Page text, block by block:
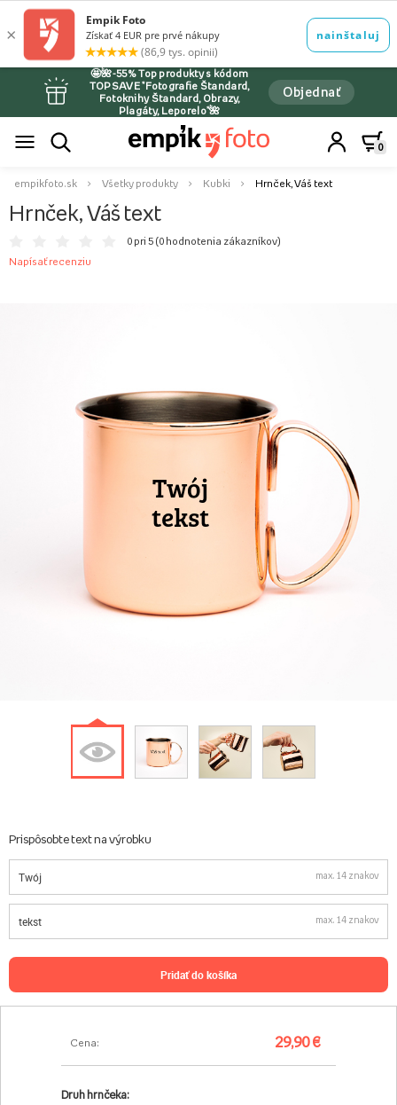
🤩🌺-55% Top produkty s kódom
TOPSAVE *Fotografie Štandard,
Fotoknihy Štandard, Obrazy,
Plagáty, Leporelo*🌺
Objednať
0
empikfoto.sk Všetky produkty Kubki Hrnček, Váš text
Hrnček, Váš text
0 pri 5 (0 hodnotenia zákazníkov)
Napísať recenziu
Twój
tekst
Cena: 29,90 €
Druh hrnčeka:
Prispôsobte text na výrobku
max. 14 znakov
max. 14 znakov
pridať do košíka